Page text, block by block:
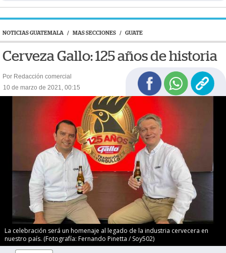
NOTICIAS GUATEMALA / MAS SECCIONES / GUATE
Cerveza Gallo: 125 años de historia
Por Redacción comercial
10 de marzo de 2021, 00:15
La celebración será un homenaje al legado de la industria cervecera en
nuestro país. (Fotografía: Fernando Pinetta / Soy502)